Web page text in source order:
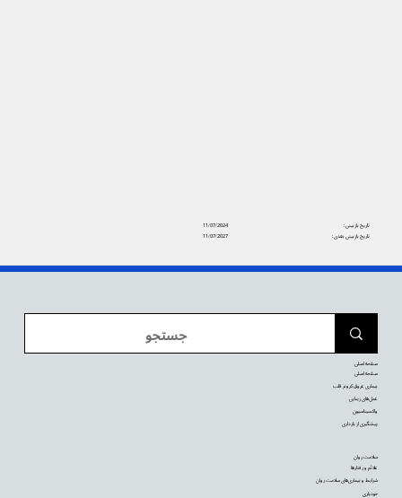
11/07/2024
تاریخ بازبینی:
11/07/2027
تاریخ بازبینی بعدی:
سلامت روان
علائم و رفتارها
شرایط و بیماری‌های سلامت روان
خودیاری
صفحه اصلی
صفحه اصلی
بیماری عروق کرونر قلب
عمل‌های زیبایی
واکسیناسیون
پیشگیری از بارداری